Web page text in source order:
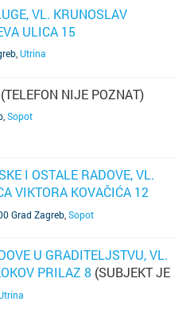
VL. KRUNOSLAV
ULICA 15
Utrina
(TELEFON NIJE POZNAT)
Sopot
I OSTALE RADOVE, VL.
VIKTORA KOVAČIĆA 12
Grad Zagreb Sopot
U GRADITELJSTVU, VL.
PRILAZ 8 (SUBJEKT JE